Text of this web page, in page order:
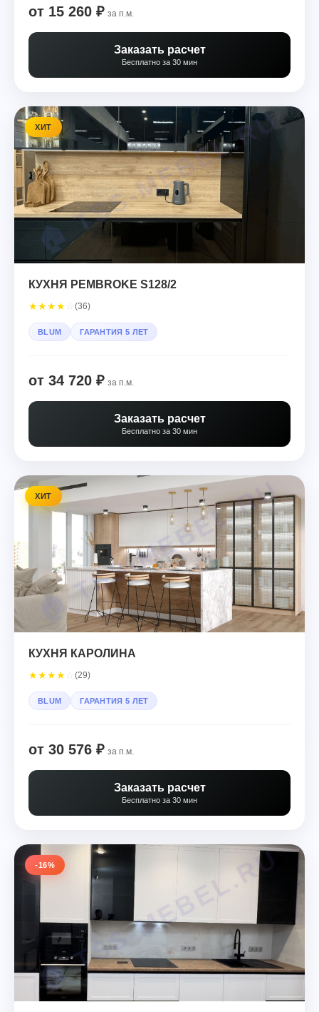
от 15 260 ₽ за п.м.
Заказать расчет
Бесплатно за 30 мин
ХИТ
КУХНЯ PEMBROKE S128/2
★★★★ (36)
BLUM ГАРАНТИЯ 5 ЛЕТ
от 34 720 ₽ за п.м.
Заказать расчет
Бесплатно за 30 мин
ХИТ
КУХНЯ КАРОЛИНА
★★★★ (29)
BLUM ГАРАНТИЯ 5 ЛЕТ
от 30 576 ₽ за п.м.
Заказать расчет
Бесплатно за 30 мин
-16%